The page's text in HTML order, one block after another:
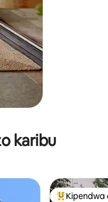
karibu
Kipendwa